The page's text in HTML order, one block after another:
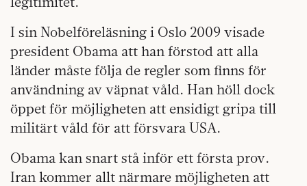
I sin Nobelföreläsning i Oslo 2009 visade
president Obama att han förstod att alla
länder måste följa de regler som finns för
användning av väpnat våld. Han höll dock
öppet för möjligheten att ensidigt gripa till
militärt våld för att försvara USA.
Obama kan snart stå inför ett första prov.
Iran kommer allt närmare möjligheten att